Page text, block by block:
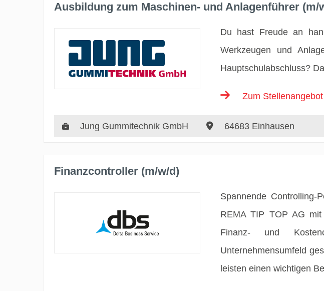
Ausbildung zum Maschinen- und Anlagenführer (m/
Du hast Freude an
Werkzeugen und
Hauptschulabschluss?
Zum Stellenangebot
Jung Gummitechnik GmbH 64683 Einhausen
Finanzcontroller (m/w/d)
Spannende Controlling-
REMA TIP TOP AG
Finanz- und
Unternehmensumfeld
leisten einen wichtigen